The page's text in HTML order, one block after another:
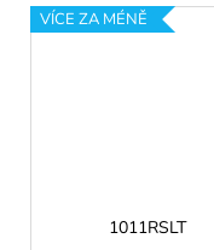
VÍCE ZA MÉNĚ
1011RSLT